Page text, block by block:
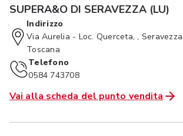
SUPERA&O DI SERAVEZZA (LU)
Indirizzo
Via Aurelia - Loc. Querceta, ,
Toscana
Telefono
0584 743708
Vai alla scheda del punto vendita